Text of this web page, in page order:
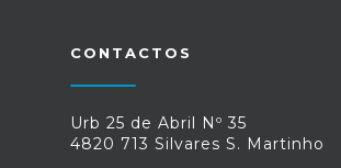
CONTACTOS
Urb 25 de Abril Nº 35
4820 713 Silvares S. Martinho